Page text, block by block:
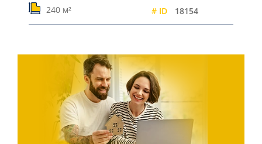
240 м²
# ID 18154